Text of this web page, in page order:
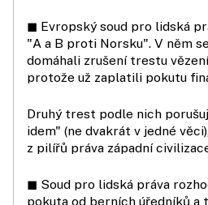
◼ Evropský soud pro lidská
"A a B proti Norsku". V něm
domáhali zrušení trestu
protože už zaplatili pokutu
Druhý trest podle nich
idem" (ne dvakrát v jedné
z pilířů práva západní
◼ Soud pro lidská práva
pokuta od berních úředníků a